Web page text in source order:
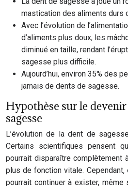
mastication des aliments durs
Avec l’évolution de
d’aliments plus doux, les
diminué en taille, rendant
sagesse plus difficile.
Aujourd’hui, environ 35% des
jamais de dents de sagesse.
Hypothèse sur le
sagesse
L’évolution de la dent de
Certains scientifiques pensent
pourrait disparaître complètement
plus de fonction vitale. Cependant,
pourrait continuer à exister,